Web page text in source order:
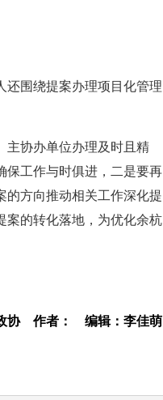
还围绕提案办理项目化管理
主协办单位办理及时且精
保工作与时俱进，二是要再
的方向推动相关工作深化提
案的转化落地，为优化余杭
协 作者： 编辑：李佳萌